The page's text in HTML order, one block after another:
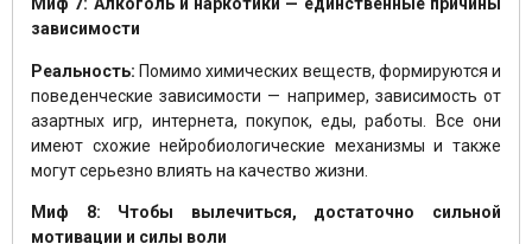
зависимости
Реальность: Помимо химических веществ, формируются и
поведенческие зависимости — например, зависимость от
азартных игр, интернета, покупок, еды, работы. Все они
имеют схожие нейробиологические механизмы и также
могут серьезно влиять на качество жизни.
Миф 8: Чтобы вылечиться, достаточно сильной
мотивации и силы воли